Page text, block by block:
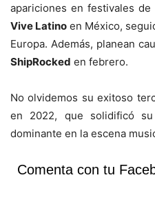
apariciones en festivales
Vive Latino en México,
Europa. Además, planean
ShipRocked en febrero.
No olvidemos su exitoso
en 2022, que solidificó
dominante en la escena
Comenta con tu